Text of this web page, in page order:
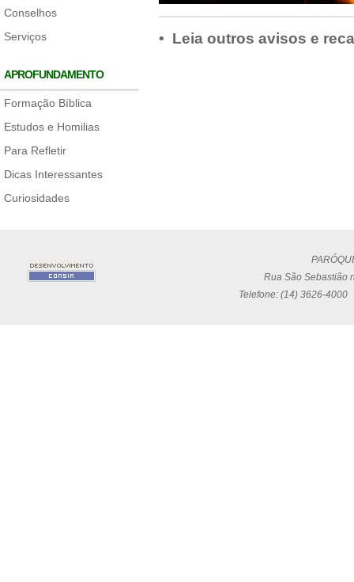
Conselhos
Serviços
APROFUNDAMENTO
Formação Bíblica
Estudos e Homilias
Para Refletir
Dicas Interessantes
Curiosidades
• Leia outros avisos e
Rua São Sebastião
Telefone: (14) 3626-